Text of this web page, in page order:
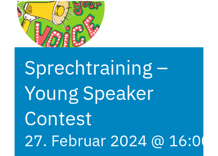
Sprechtraining –
Young Speaker
Contest
27. Februar 2024 @ 16:00